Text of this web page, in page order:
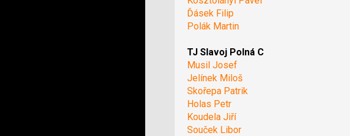
Ďásek Filip
Polák Martin
TJ Slavoj Polná C
Musil Josef
Jelínek Miloš
Skořepa Patrik
Holas Petr
Koudela Jiří
Souček Libor